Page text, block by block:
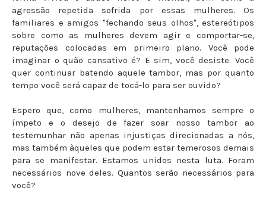
agressão repetida sofrida por essas mulheres. Os
familiares e amigos "fechando seus olhos", estereótipos
sobre como as mulheres devem agir e comportar-se,
reputações colocadas em primeiro plano. Você pode
imaginar o quão cansativo é? E sim, você desiste. Você
quer continuar batendo aquele tambor, mas por quanto
tempo você será capaz de tocá-lo para ser ouvido?
Espero que, como mulheres, mantenhamos sempre o
ímpeto e o desejo de fazer soar nosso tambor ao
testemunhar não apenas injustiças direcionadas a nós,
mas também àqueles que podem estar temerosos demais
para se manifestar. Estamos unidos nesta luta. Foram
necessários nove deles. Quantos serão necessários para
você?